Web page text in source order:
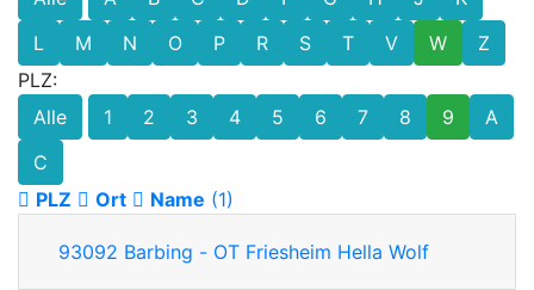
L
M N O P R S T V W
Z
PLZ:
Alle
1 2 3 4 5 6 7 8 9
A
C
PLZ
Ort Name (1)
93092 Barbing - OT Friesheim Hella Wolf